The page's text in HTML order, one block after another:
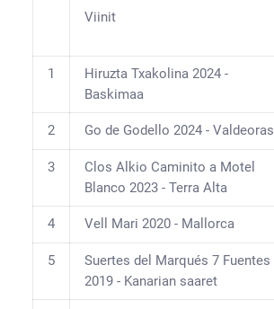
Viinit
1
Hiruzta Txakolina 2024 -
Baskimaa
2 Go de Godello 2024 - Valdeoras
3
Clos Alkio Caminito a Motel
Blanco 2023 - Terra Alta
4 Vell Mari 2020 - Mallorca
5
Suertes del Marqués 7 Fuentes
2019 - Kanarian saaret